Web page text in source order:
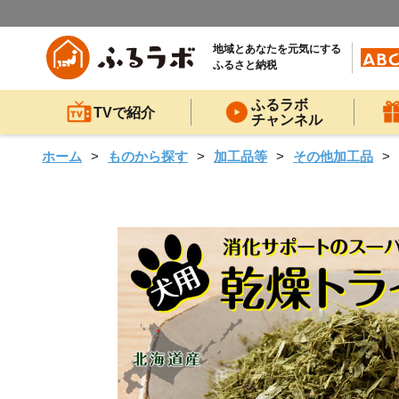
地域とあなたを元気にする
ふるさと納税
TVで紹介
ふるラボ
チャンネル
ホーム ものから探す 加工品等 その他加工品